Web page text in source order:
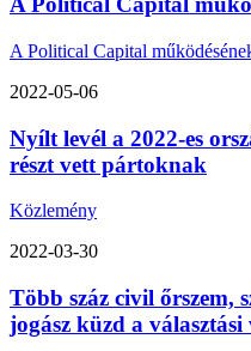
A Political Capital
2022-05-06
Nyílt levél a 2022-es
részt vett pártoknak
Közlemény
2022-03-30
Több száz civil őrszem,
jogász küzd a választási